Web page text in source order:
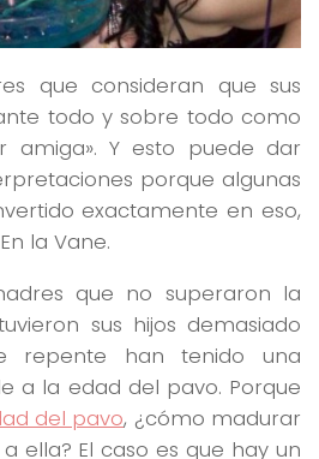
que consideran que sus
todo y sobre todo como
amiga». Y esto puede dar
porque algunas
exactamente en eso,
la Vane.
que no superaron la
sus hijos demasiado
repente han tenido una
a la edad del pavo. Porque
del pavo, ¿cómo madurar
ella? El caso es que hay un